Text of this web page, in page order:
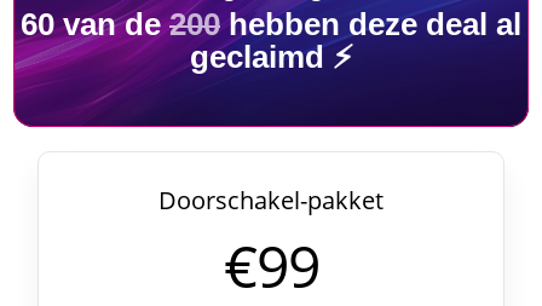
60van de200hebben deze deal al
geclaimd ⚡
Doorschakel-pakket
€99